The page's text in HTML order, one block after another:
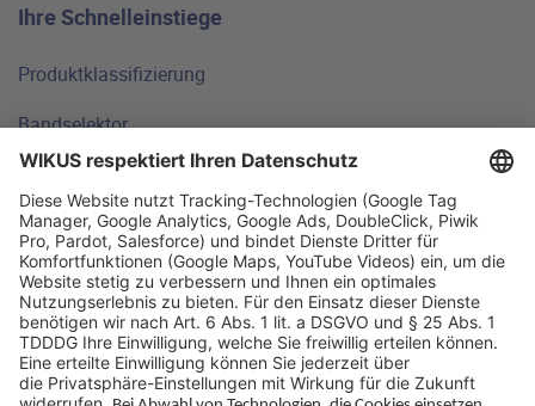
Ihre Schnelleinstiege
Produktklassifizierung
Bandselektor
Technische Grundlagen
FAQ
Standorte
Warum WIKUS
Ratgeber